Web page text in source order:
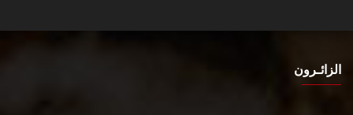
الزائـرون